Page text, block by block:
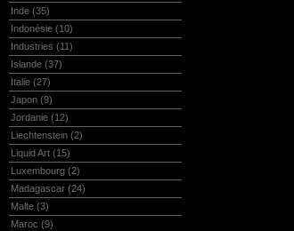
Inde (35)
Indonésie (10)
Industries (11)
Islande (37)
Italie (27)
Japon (9)
Jordanie (12)
Liechtenstein (2)
Liquid Art (15)
Luxembourg (2)
Madagascar (24)
Malte (3)
Maroc (9)